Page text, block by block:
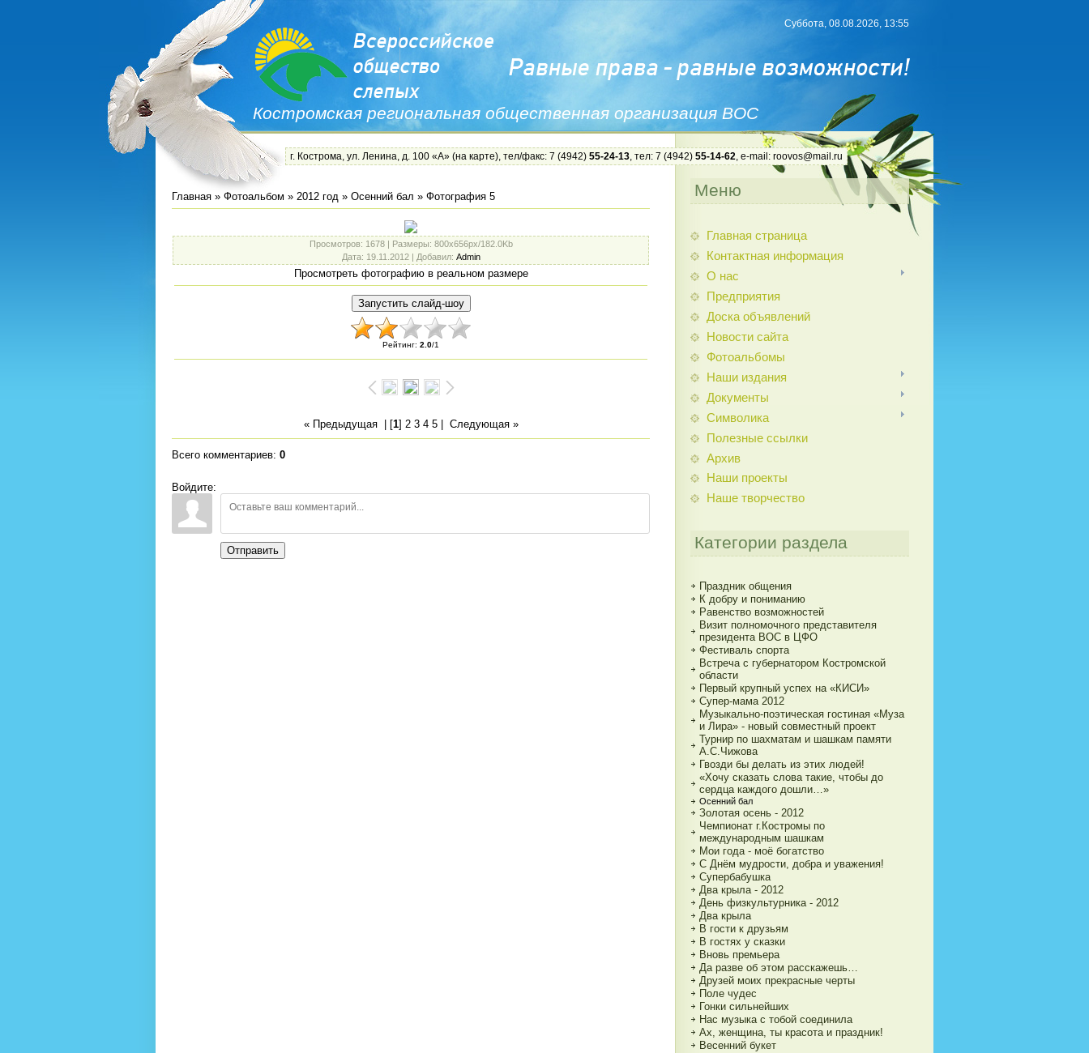
Костромская региональная общественная организация ВОС
Суббота, 08.08.2026, 13:55
г. Кострома, ул. Ленина, д. 100 «А» (на карте), тел/факс: 7 (4942) 55-24-13, тел: 7 (4942) 55-14-62, e-mail: roovos@mail.ru
Главная » Фотоальбом » 2012 год » Осенний бал » Фотография 5
Просмотров: 1678 | Размеры: 800x656px/182.0Kb
Дата: 19.11.2012 | Добавил: Admin
Просмотреть фотографию в реальном размере
Рейтинг: 2.0/1
« Предыдущая| [1] 2 3 4 5| Следующая »
Всего комментариев: 0
Войдите:
Отправить
Меню
Главная страница
Контактная информация
О нас
Предприятия
Доска объявлений
Новости сайта
Фотоальбомы
Наши издания
Документы
Символика
Полезные ссылки
Архив
Наши проекты
Наше творчество
Категории раздела
Праздник общения
К добру и пониманию
Равенство возможностей
Визит полномочного представителя
президента ВОС в ЦФО
Фестиваль спорта
Встреча с губернатором Костромской
области
Первый крупный успех на «КИСИ»
Супер-мама 2012
Музыкально-поэтическая гостиная «Муза
и Лира» - новый совместный проект
Турнир по шахматам и шашкам памяти
А.С.Чижова
Гвозди бы делать из этих людей!
«Хочу сказать слова такие, чтобы до
сердца каждого дошли…»
Осенний бал
Золотая осень - 2012
Чемпионат г.Костромы по
международным шашкам
Мои года - моё богатство
С Днём мудрости, добра и уважения!
Супербабушка
Два крыла - 2012
День физкультурника - 2012
Два крыла
В гости к друзьям
В гостях у сказки
Вновь премьера
Да разве об этом расскажешь…
Друзей моих прекрасные черты
Поле чудес
Гонки сильнейших
Нас музыка с тобой соединила
Ах, женщина, ты красота и праздник!
Весенний букет